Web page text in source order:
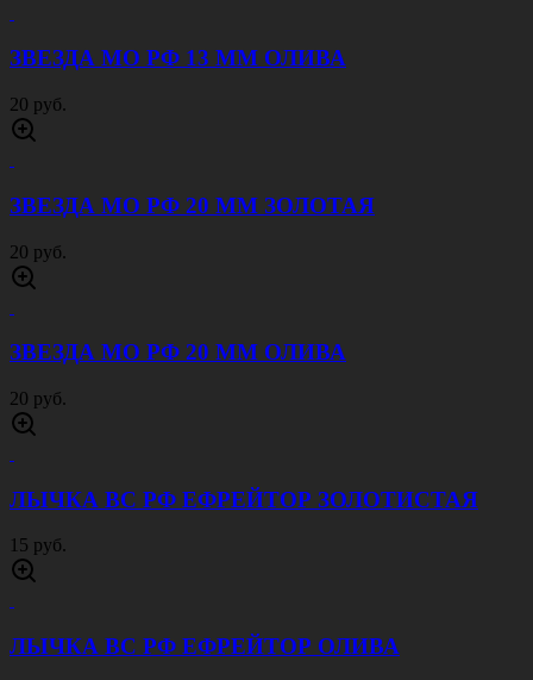
ЗВЕЗДА МО РФ 13 ММ ОЛИВА
20 руб.
ЗВЕЗДА МО РФ 20 ММ ЗОЛОТАЯ
20 руб.
ЗВЕЗДА МО РФ 20 ММ ОЛИВА
20 руб.
ЛЫЧКА ВС РФ ЕФРЕЙТОР ЗОЛОТИСТАЯ
15 руб.
ЛЫЧКА ВС РФ ЕФРЕЙТОР ОЛИВА